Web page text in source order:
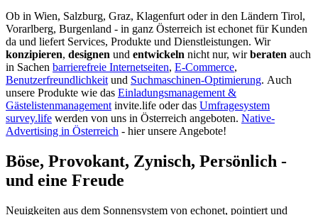
Ob in Wien, Salzburg, Graz, Klagenfurt oder in den Ländern Tirol,
Vorarlberg, Burgenland - in ganz Österreich ist echonet für Kunden
da und liefert Services, Produkte und Dienstleistungen. Wir
konzipieren, designen und entwickeln nicht nur, wirberaten auch
in Sachen barrierefreie Internetseiten, E-Commerce,
Benutzerfreundlichkeit und Suchmaschinen-Optimierung. Auch
unsere Produkte wie das Einladungsmanagement &
Gästelistenmanagement invite.life oder das Umfragesystem
survey.life werden von uns in Österreich angeboten. Native-
Advertising in Österreich - hier unsere Angebote!
Böse, Provokant, Zynisch, Persönlich -
und eine Freude
Neuigkeiten aus dem Sonnensystem von echonet, pointiert und